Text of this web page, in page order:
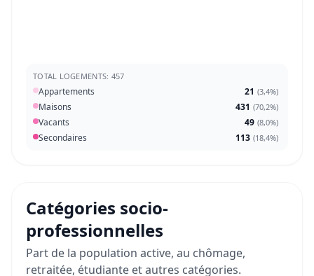
TOTAL LOGEMENTS: 457
Appartements 21 (3,4%)
Maisons 431 (70,2%)
Vacants 49 (8,0%)
Secondaires 113 (18,4%)
Catégories socio-
professionnelles
Part de la population active, au chômage,
retraitée, étudiante et autres catégories.